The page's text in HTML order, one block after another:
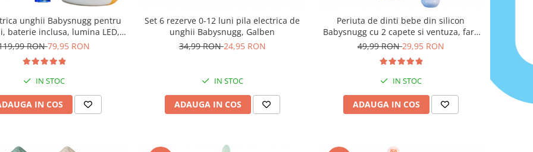
unghii Babysnugg pentru
baterie inclusa, lumina LED,
nou nascuti si 2 capete
RON79,95 RON
IN STOC
IN COS
Set 6 rezerve 0-12 luni pila electrica de
unghii Babysnugg, Galben
34,99 RON24,95 RON
IN STOC
ADAUGA IN COS
Periuta de dinti bebe din silicon
Babysnugg cu 2 capete si ventuza, fara
BPA, PVC, Latex si Ftalati - Albastra
49,99 RON29,95 RON
IN STOC
ADAUGA IN COS